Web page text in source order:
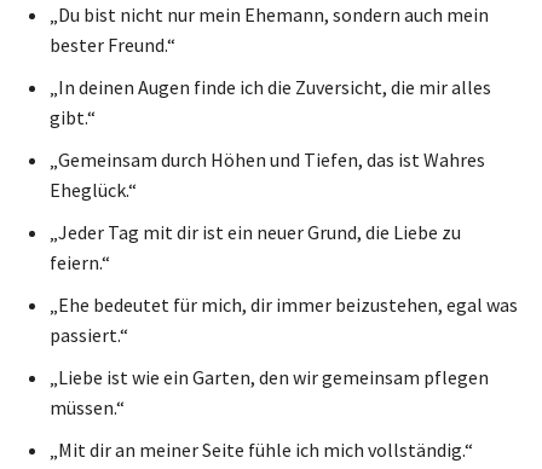
„Du bist nicht nur mein Ehemann, sondern auch mein
bester Freund.“
„In deinen Augen finde ich die Zuversicht, die mir alles
gibt.“
„Gemeinsam durch Höhen und Tiefen, das ist Wahres
Eheglück.“
„Jeder Tag mit dir ist ein neuer Grund, die Liebe zu
feiern.“
„Ehe bedeutet für mich, dir immer beizustehen, egal was
passiert.“
„Liebe ist wie ein Garten, den wir gemeinsam pflegen
müssen.“
„Mit dir an meiner Seite fühle ich mich vollständig.“